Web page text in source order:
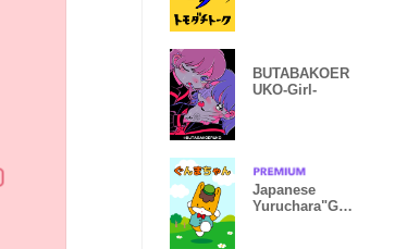
BUTABAKOER
UKO-Girl-
Japanese
Yuruchara"Gu